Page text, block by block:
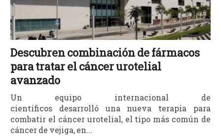
Descubren combinación de fármacos
para tratar el cáncer urotelial
avanzado
Un equipo internacional de
científicos desarrolló una nueva terapia para
combatir el cáncer urotelial, el tipo más común de
cáncer de vejiga, en...